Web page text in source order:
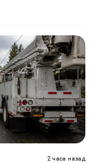
2 часа назад